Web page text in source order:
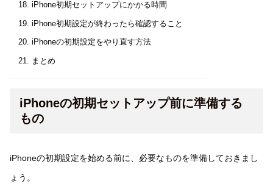
iPhone初期セットアップにかかる時間
iPhone初期設定が終わったら確認すること
iPhoneの初期設定をやり直す方法
まとめ
iPhoneの初期セットアップ前に準備する
もの
iPhoneの初期設定を始める前に、必要なものを準備しておきまし
ょう。